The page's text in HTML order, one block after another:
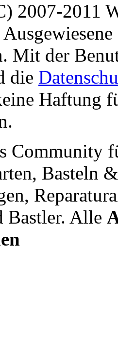
2007-2011
Mit der
die
Haftung
Community
Basteln
Bastler. Alle